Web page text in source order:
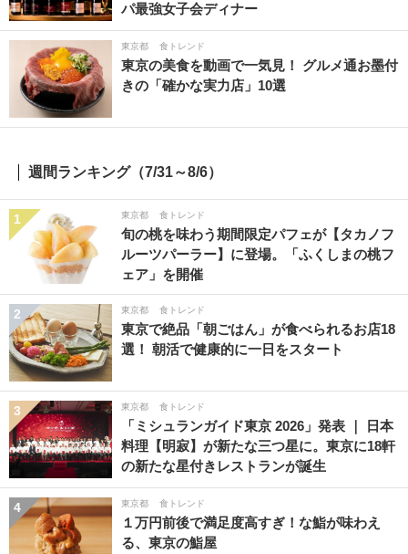
パ最強女子会ディナー
東京都 食トレンド
東京の美食を動画で一気見！ グルメ通お墨付
きの「確かな実力店」10選
週間ランキング（7/31～8/6）
1 東京都 食トレンド
旬の桃を味わう期間限定パフェが【タカノフ
ルーツパーラー】に登場。「ふくしまの桃フ
ェア」を開催
2 東京都 食トレンド
東京で絶品「朝ごはん」が食べられるお店18
選！ 朝活で健康的に一日をスタート
3 東京都 食トレンド
「ミシュランガイド東京 2026」発表 ｜ 日本
料理【明寂】が新たな三つ星に。東京に18軒
の新たな星付きレストランが誕生
4 東京都 食トレンド
１万円前後で満足度高すぎ！な鮨が味わえ
る、東京の鮨屋